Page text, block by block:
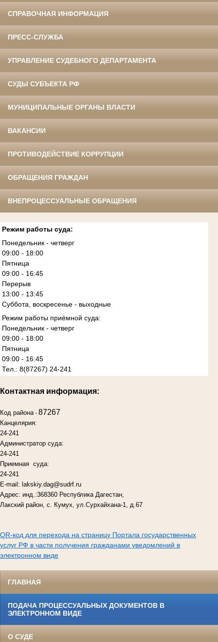
СПРАВОЧНАЯ ИНФОРМАЦИЯ
ПРЕСС-СЛУЖБА
УПРАВЛЕНИЕ СУДЕБНОГО ДЕПАРТАМЕНТА
СУДЫ СУБЪЕКТА РФ
МУНИЦИПАЛЬНЫЕ ОРГАНЫ ВЛАСТИ
ВАКАНСИИ
ПРОТИВОДЕЙСТВИЕ КОРРУПЦИИ
ОБРАЩЕНИЯ ГРАЖДАН
ВНЕПРОЦЕССУАЛЬНЫЕ ОБРАЩЕНИЯ
Режим работы суда:
Понедельник - четверг
09:00 - 18:00
Пятница
09:00 - 16:45
Перерыв
13:00 - 13:45
Суббота, воскресенье - выходные
Режим работы приёмной суда:
Понедельник - четверг
09:00 - 18:00
Пятница
09:00 - 16:45
Тел.: 8(87267) 24-241
Контактная информация:
Код района - 87267
Канцелярия:
24-241
Администратор суда:
24-241
Приемная суда:
24-241
E-mail: lakskiy.dag@sudrf.ru
Адрес: инд.:368360 Республика Дагестан,
Лакский район, с. Кумух, ул.Сурхайхана-1, д.67
QR-код для перехода на страницу Портала государственных
услуг РФ в части получения гражданами уведомлений в
электронном виде
ГЛАВНАЯ
ПОДАЧА ПРОЦЕССУАЛЬНЫХ ДОКУМЕНТОВ В
ЭЛЕКТРОННОМ ВИДЕ
О СУДЕ